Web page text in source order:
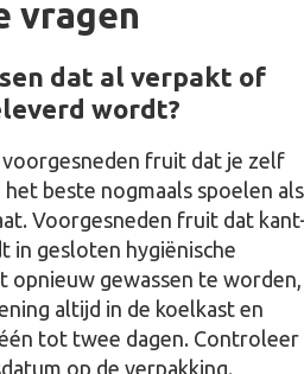
vragen
dat al verpakt of
wordt?
fruit dat je zelf
beste nogmaals spoelen als
Voorgesneden fruit dat
in gesloten hygiënische
opnieuw gewassen te worden,
altijd in de koelkast en
tot twee dagen. Controleer
op de verpakking.